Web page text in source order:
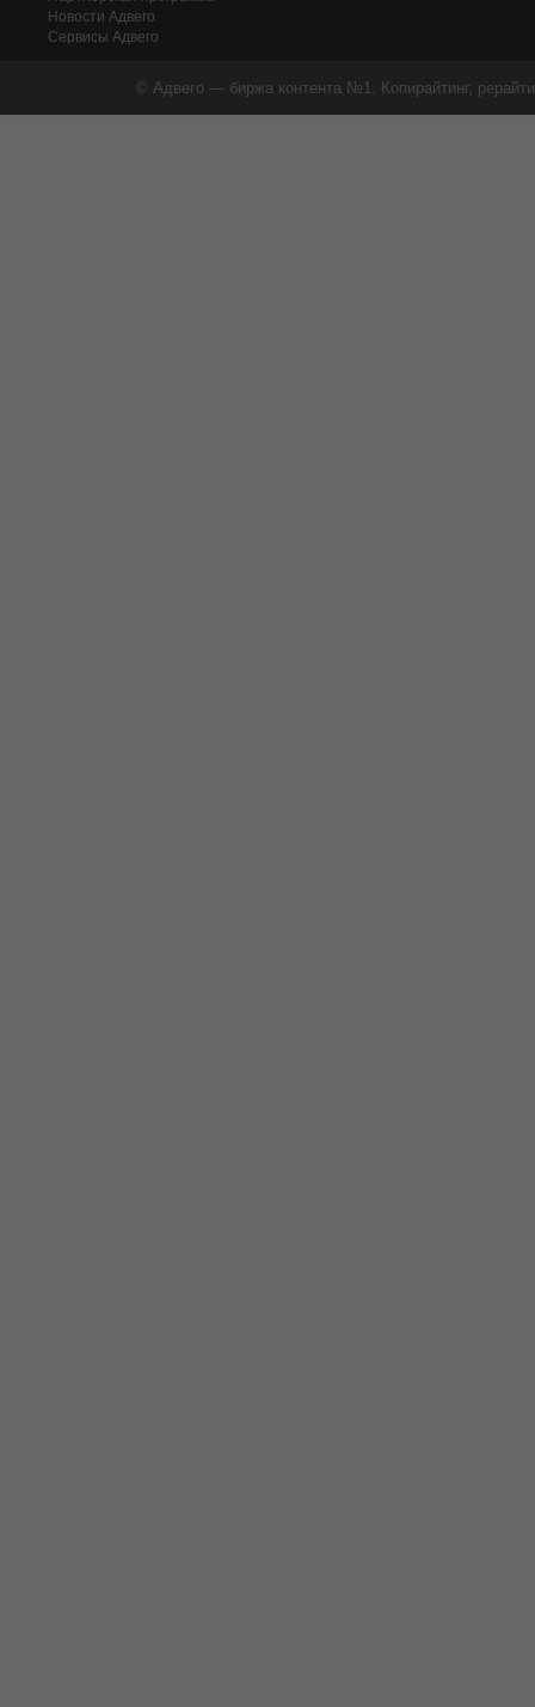
Новости Адвего
Сервисы Адвего
© Адвего — биржа контента №1. Копирайтинг,